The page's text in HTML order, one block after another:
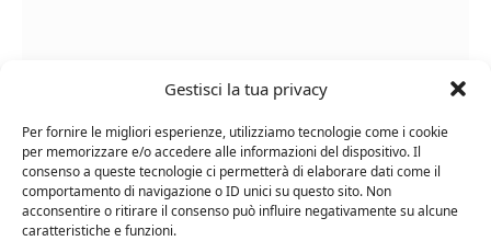
Gestisci la tua privacy
Per fornire le migliori esperienze, utilizziamo tecnologie come i cookie
per memorizzare e/o accedere alle informazioni del dispositivo. Il
consenso a queste tecnologie ci permetterà di elaborare dati come il
comportamento di navigazione o ID unici su questo sito. Non
acconsentire o ritirare il consenso può influire negativamente su alcune
caratteristiche e funzioni.